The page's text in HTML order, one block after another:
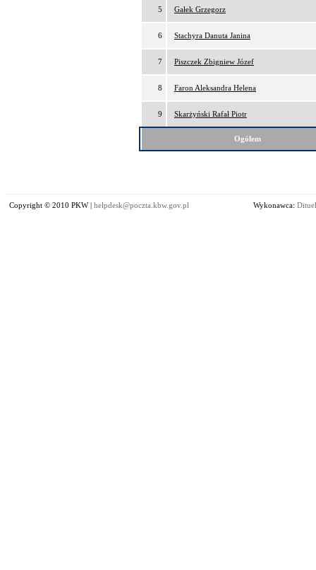
5 Gałek Grzegorz
6 Stachyra Danuta Janina
7 Piszczek Zbigniew Józef
8 Faron Aleksandra Helena
9 Skarżyński Rafał Piotr
Ogółem
Copyright © 2010 PKW | helpdesk@poczta.kbw.gov.pl Wykonawca: